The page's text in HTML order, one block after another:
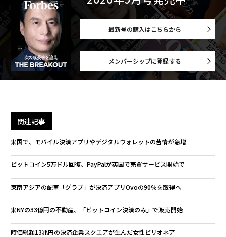
最新号の購入はこちらから
メンバーシップに登録する
関連記事
米国で、モバイル決済アプリやデジタルウォレットの苦情が急増
ビットコイン5万ドル回復、PayPalが英国で売買サービス開始で
東南アジアの配車「グラブ」が決済アプリOvoの90％を取得へ
米NYの33億円の不動産、「ビットコイン決済のみ」で販売開始
時価総額13兆円の決済企業スクエアが生んだ女性ビリオネア